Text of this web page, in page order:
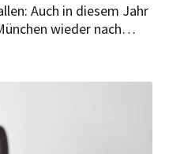
Auch in diesem Jahr
wieder nach
zum 30. Juni 2025